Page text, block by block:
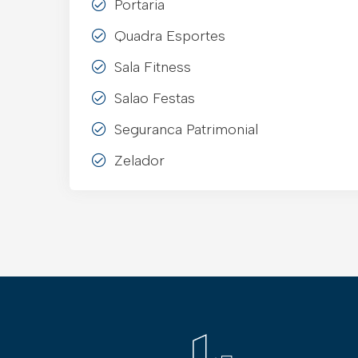
Portaria
Quadra Esportes
Sala Fitness
Salao Festas
Seguranca Patrimonial
Zelador